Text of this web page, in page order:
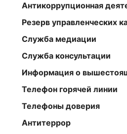
Антикоррупционная
Резерв управленческих
Служба медиации
Служба консультации
Информация о
Телефон горячей линии
Телефоны доверия
Антитеррор